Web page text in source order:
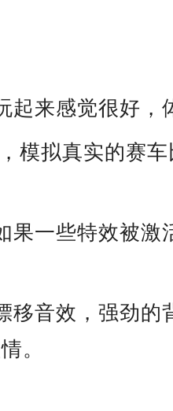
起来感觉很好，
模拟真实的赛
果一些特效被激
移音效，强劲的
。